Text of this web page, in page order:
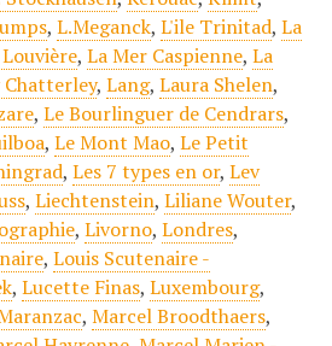
, L.Meganck, L'ile Trinitad, La
, La Mer Caspienne, La
Chatterley, Lang, Laura Shelen,
, Le Bourlinguer de Cendrars,
, Le Mont Mao, Le Petit
, Les 7 types en or, Lev
, Liechtenstein, Liliane Wouter,
, Livorno, Londres,
, Louis Scutenaire -
, Lucette Finas, Luxembourg,
, Marcel Broodthaers,